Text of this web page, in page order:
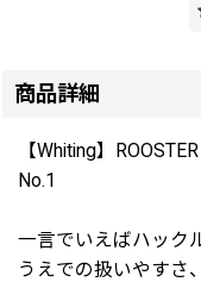
商品詳細
【Whiting】
No.1
一言でいえばハック
うえでの扱いやすさ